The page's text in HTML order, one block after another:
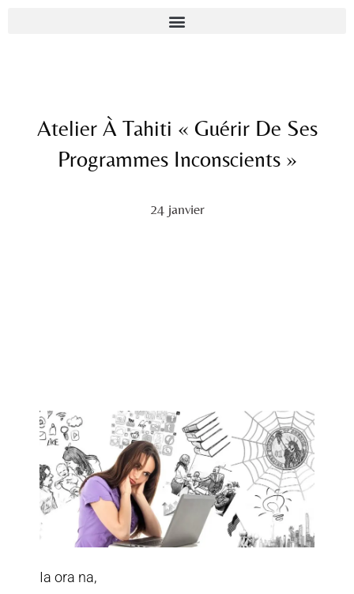
Atelier À Tahiti « Guérir De Ses
Programmes Inconscients »
24 janvier
Ia ora na,